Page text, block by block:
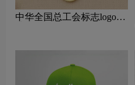
中华全国总工会标志logo图